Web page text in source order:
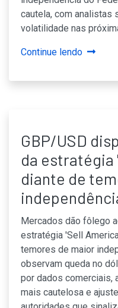
cautela, com analistas
volatilidade nas
Continue lendo
GBP/USD
da estratégia
diante de
Mercados dão fôlego
estratégia 'Sell
temores de maior
observam queda no
por dados comerciais,
mais cautelosa e